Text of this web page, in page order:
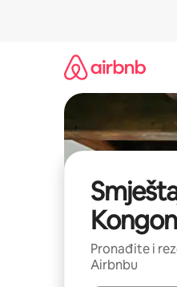
Pronađite i
Airbnbu